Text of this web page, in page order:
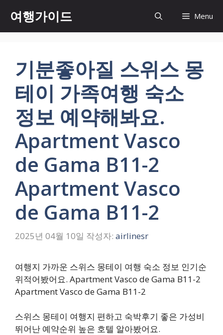
츠
여행가이드 Menu
기분좋아질 스위스 몽
테이 가족여행 숙소
정보 예약해봐요.
Apartment Vasco
de Gama B11-2
Apartment Vasco
de Gama B11-2
2025년 04월 10일 작성자: airlinesr
여행지 가까운 스위스 몽테이 여행 숙소 정보 인기순
위적어봤어요. Apartment Vasco de Gama B11-2
Apartment Vasco de Gama B11-2
스위스 몽테이 여행지 편하고 숙박후기 좋은 가성비
뛰어난 예약순위 높은 호텔 알아봤어요.